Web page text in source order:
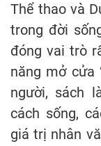
Thể thao và
trong đời
đóng vai trò
năng mở cửa
người, sách
cách sống,
giá trị nhân